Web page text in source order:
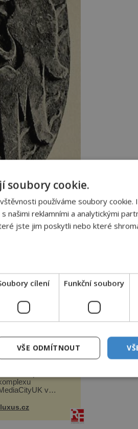
chrámu sv. Víta.
Public domain
I.(1155/1167–
v
soubory cookie.
používáme soubory cookie.
našimi reklamními a analytickými
jste jim poskytli nebo které
cílení Funkční soubory
VŠE ODMÍTNOUT